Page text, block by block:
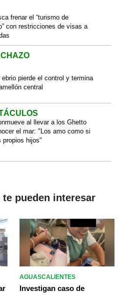
frenar el “turismo de
con restricciones de visas a
ebrio pierde el control y termina
central
al llevar a los Ghetto
el mar: "Los amo como si
propios hijos"
pueden interesar
AGUASCALIENTES
Investigan caso de